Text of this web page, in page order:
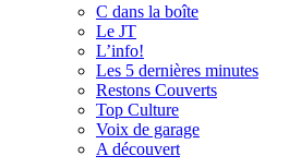
C dans la boîte
Le JT
L’info!
Les 5 dernières minutes
Restons Couverts
Top Culture
Voix de garage
A découvert